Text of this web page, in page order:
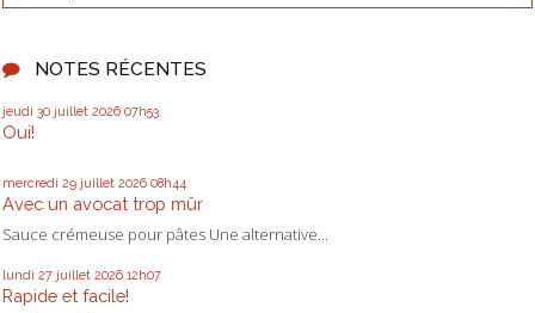
NOTES RÉCENTES
jeudi 30 juillet 2026 07h53
Oui!
mercredi 29 juillet 2026 08h44
Avec un avocat trop mûr
Sauce crémeuse pour pâtes Une alternative...
lundi 27 juillet 2026 12h07
Rapide et facile!